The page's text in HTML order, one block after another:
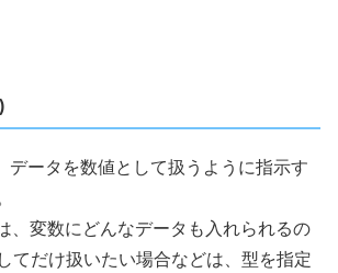
データを数値として扱うように指示す
、変数にどんなデータも入れられるの
てだけ扱いたい場合などは、型を指定